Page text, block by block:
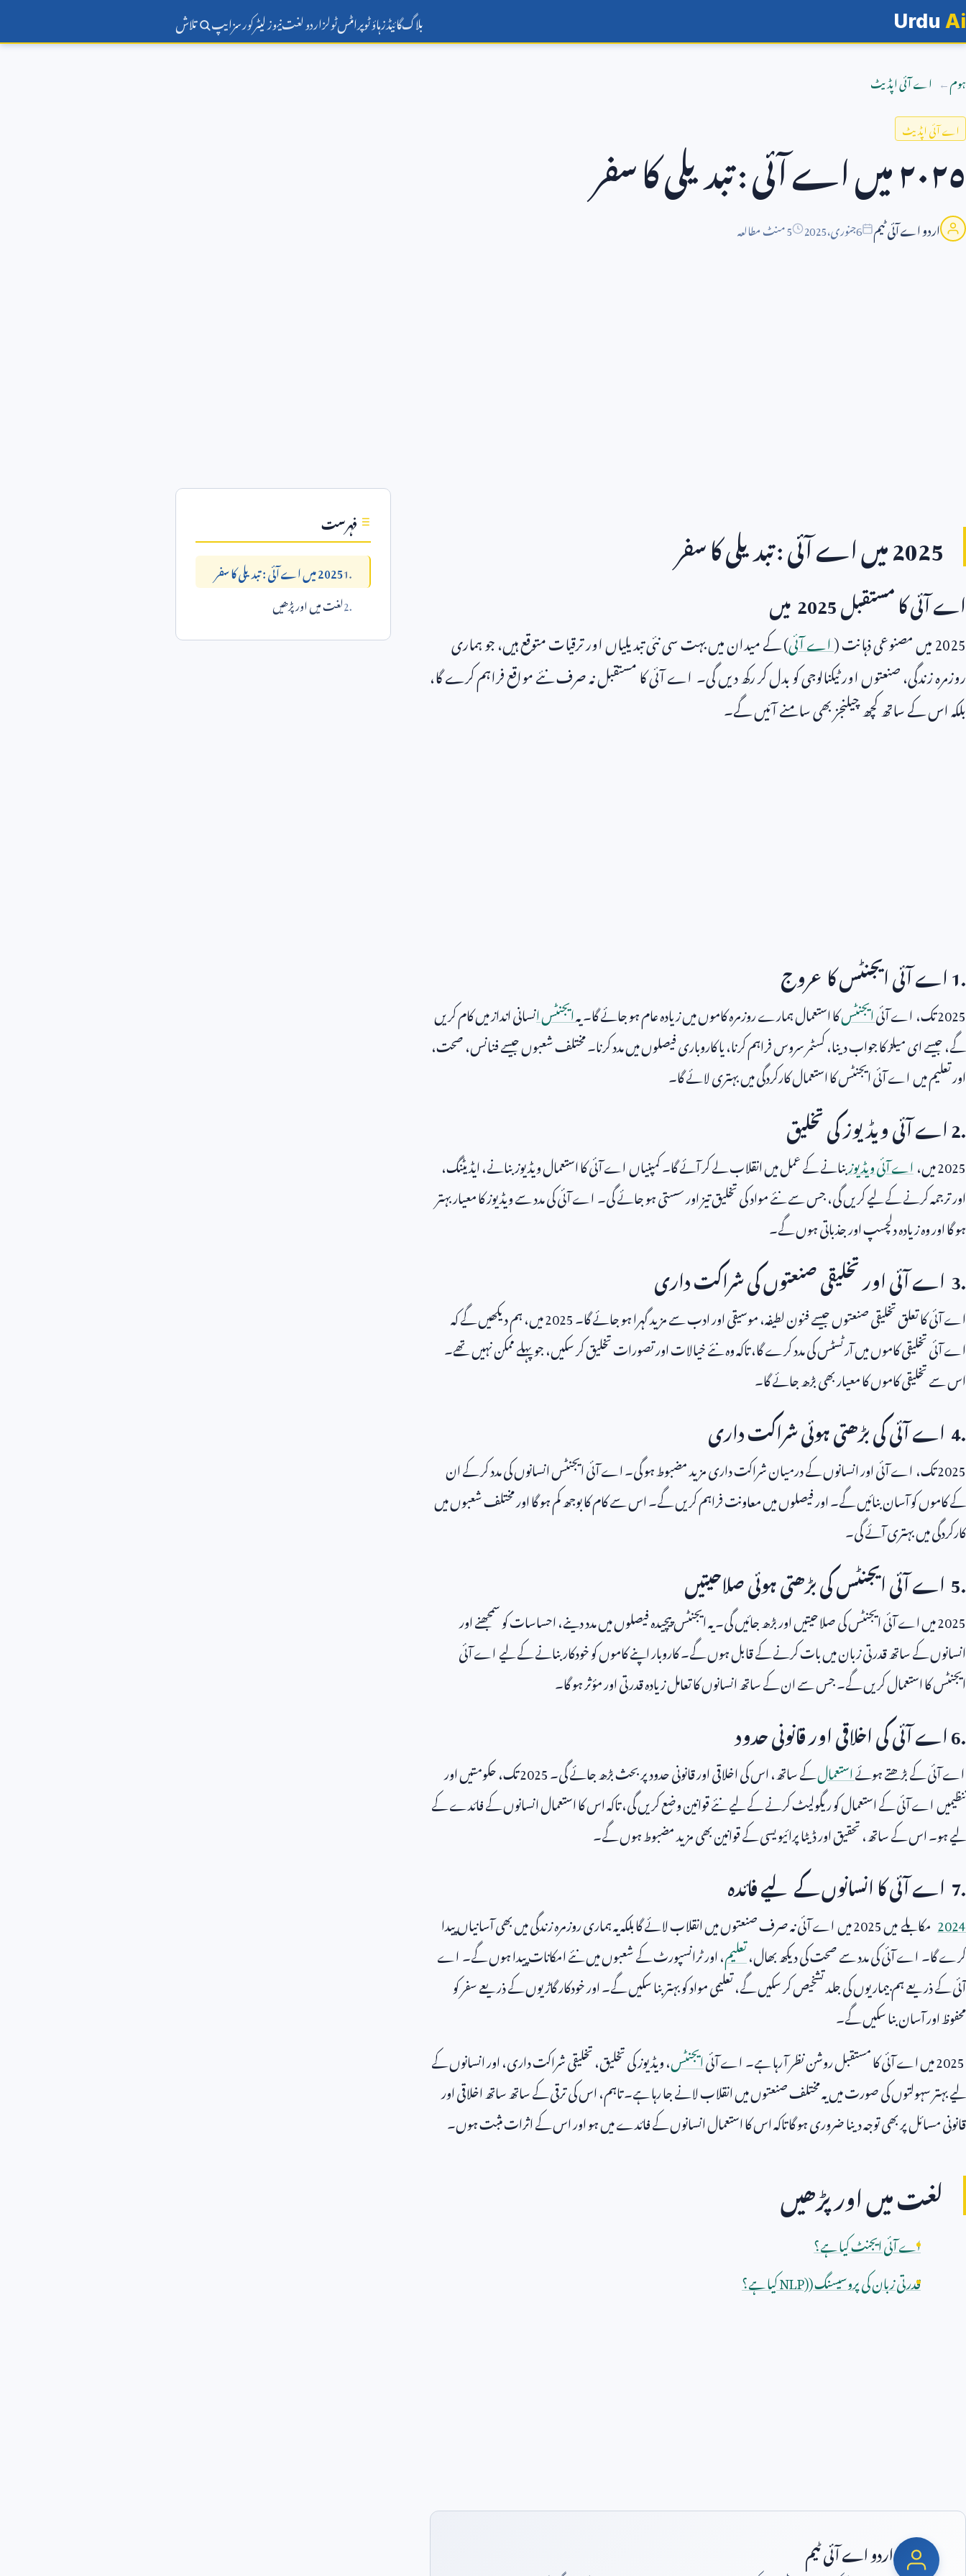
Urdu Ai بلاگگائیڈزہاؤ ٹوپرامٹسٹولزاردو لغتنیوز لیٹرکورسزایپ تلاش
ہوم اے آئی اپڈیٹ
اے آئی اپڈیٹ
٢٠٢٥ میں اے آئی : تبدیلی کا سفر
اردو اے آئی ٹیم 6جنوری،2025 5 منٹ مطالعہ
2025میں اے آئی : تبدیلی کا سفر
اے آئی کا مستقبل2025میں
2025میں مصنوعی ذہانت (اے آئی) کے میدان میں بہت سی نئی تبدیلیاں اور ترقیات متوقع ہیں، جو ہماری
روزمرہ زندگی، صنعتوں اور ٹیکنالوجی کو بدل کر رکھ دیں گی۔ اے آئی کا مستقبل نہ صرف نئے مواقع فراہم کرے گا،
بلکہ اس کے ساتھ کچھ چیلنجز بھی سامنے آئیں گے۔
1.اے آئی ایجنٹس کا عروج
2025تک، اے آئیایجنٹسکا استعمال ہمارے روزمرہ کاموں میں زیادہ عام ہو جائے گا۔ یہایجنٹس انسانی انداز میں کام کریں
گے، جیسے ای میلز کا جواب دینا، کسٹمر سروس فراہم کرنا، یا کاروباری فیصلوں میں مدد کرنا۔ مختلف شعبوں جیسے فنانس، صحت،
اور تعلیم میں اے آئی ایجنٹس کا استعمال کارکردگی میں بہتری لائے گا۔
2.اے آئی ویڈیوز کی تخلیق
2025میں،اے آئی ویڈیوزبنانے کے عمل میں انقلاب لے کر آئے گا۔ کمپنیاں اے آئی کا استعمال ویڈیوز بنانے، ایڈیٹنگ،
اور ترجمہ کرنے کے لیے کریں گی، جس سے نئے مواد کی تخلیق تیز اور سستی ہو جائے گی۔ اے آئی کی مدد سے ویڈیوز کا معیار بہتر
ہو گا اور وہ زیادہ دلچسپ اور جذباتی ہوں گے۔
3.اے آئی اور تخلیقی صنعتوں کی شراکت داری
اے آئی کا تعلق تخلیقی صنعتوں جیسے فنون لطیفہ، موسیقی اور ادب سے مزید گہرا ہو جائے گا۔2025میں، ہم دیکھیں گے کہ
اے آئی تخلیقی کاموں میں آرٹسٹس کی مدد کرے گا، تاکہ وہ نئے خیالات اور تصورات تخلیق کر سکیں، جو پہلے ممکن نہیں تھے۔
اس سے تخلیقی کاموں کا معیار بھی بڑھ جائے گا۔
4.اے آئی کی بڑھتی ہوئی شراکت داری
2025تک، اے آئی اور انسانوں کے درمیان شراکت داری مزید مضبوط ہو گی۔ اے آئی ایجنٹس انسانوں کی مدد کر کے ان
کے کاموں کو آسان بنائیں گے۔ اور فیصلوں میں معاونت فراہم کریں گے۔ اس سے کام کا بوجھ کم ہو گا اور مختلف شعبوں میں
کارکردگی میں بہتری آئے گی۔
5.اے آئی ایجنٹس کی بڑھتی ہوئی صلاحیتیں
2025میں اے آئی ایجنٹس کی صلاحیتیں اور بڑھ جائیں گی۔ یہ ایجنٹس پیچیدہ فیصلوں میں مدد دینے، احساسات کو سمجھنے اور
انسانوں کے ساتھ قدرتی زبان میں بات کرنے کے قابل ہوں گے۔ کاروبار اپنے کاموں کو خودکار بنانے کے لیے اے آئی
ایجنٹس کا استعمال کریں گے۔ جس سے ان کے ساتھ انسانوں کا تعامل زیادہ قدرتی اور مؤثر ہو گا۔
6.اے آئی کی اخلاقی اور قانونی حدود
اے آئی کے بڑھتے ہوئےاستعمالکے ساتھ، اس کی اخلاقی اور قانونی حدود پر بحث بڑھ جائے گی۔2025تک، حکومتیں اور
تنظیمیں اے آئی کے استعمال کو ریگولیٹ کرنے کے لیے نئے قوانین وضع کریں گی، تاکہ اس کا استعمال انسانوں کے فائدے کے
لیے ہو۔ اس کے ساتھ، تحقیق اور ڈیٹا پرائیویسی کے قوانین بھی مزید مضبوط ہوں گے۔
7. اے آئی کا انسانوں کے لیے فائدہ
2024 مکابلے میں2025میں اے آئی نہ صرف صنعتوں میں انقلاب لائے گا بلکہ یہ ہماری روزمرہ زندگی میں بھی آسانیاں پیدا
کرے گا۔ اے آئی کی مدد سے صحت کی دیکھ بھال،تعلیم، اور ٹرانسپورٹ کے شعبوں میں نئے امکانات پیدا ہوں گے۔ اے
آئی کے ذریعے ہم بیماریوں کی جلد تشخیص کر سکیں گے، تعلیمی مواد کو بہتر بنا سکیں گے۔ اور خودکار گاڑیوں کے ذریعے سفر کو
محفوظ اور آسان بنا سکیں گے۔
2025میں اے آئی کا مستقبل روشن نظر آ رہا ہے۔ اے آئیایجنٹس، ویڈیوز کی تخلیق، تخلیقی شراکت داری، اور انسانوں کے
لیے بہتر سہولتوں کی صورت میں یہ مختلف صنعتوں میں انقلاب لانے جا رہا ہے۔ تاہم، اس کی ترقی کے ساتھ ساتھ اخلاقی اور
قانونی مسائل پر بھی توجہ دینا ضروری ہو گا تاکہ اس کا استعمال انسانوں کے فائدے میں ہو اور اس کے اثرات مثبت ہوں۔
لغت میں اور پڑھیں
اے آئی ایجنٹ کیا ہے؟
قدرتی زبان کی پروسیسنگ (NLP)کیا ہے؟
اردو اے آئی ٹیم
فہرست
2025 میں اے آئی : تبدیلی کا سفر
لغت میں اور پڑھیں